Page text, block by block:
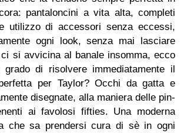
pantaloncini a vita alta, completi
utilizzo di accessori senza eccessi,
ogni look, senza mai lasciare
si avvicina al banale insomma, ecco
di risolvere immediatamente il
per Taylor? Occhi da gatta e
disegnate, alla maniera delle pin-
ai favolosi fifties. Una moderna
che sa prendersi cura di sè in ogni